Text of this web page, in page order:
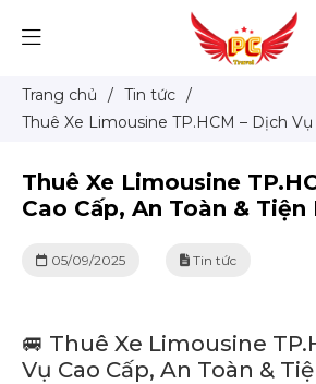
Trang chủ / Tin tức /
Thuê Xe Limousine TP.HCM – Dịch Vụ
Thuê Xe Limousine
Cao Cấp, An Toàn & Tiện
05/09/2025 Tin tức
🚐 Thuê Xe Limousine
Vụ Cao Cấp, An Toàn &